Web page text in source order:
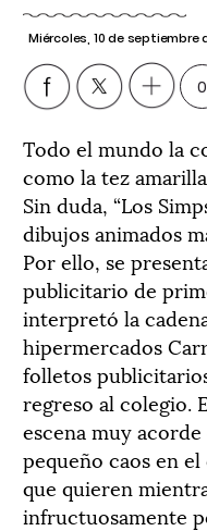
Miércoles, 10 de septiembre
0
Todo el mundo la
como la tez
Sin duda, “Los
dibujos animados
Por ello, se
publicitario de
interpretó la
hipermercados
folletos
regreso al colegio.
escena muy
pequeño caos en
que quieren
infructuosamente